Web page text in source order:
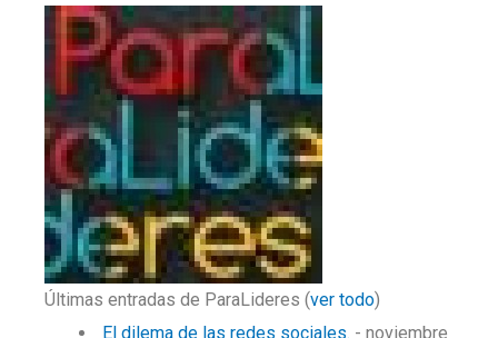
Últimas entradas de ParaLideres (ver todo)
El dilema de las redes sociales. - noviembre